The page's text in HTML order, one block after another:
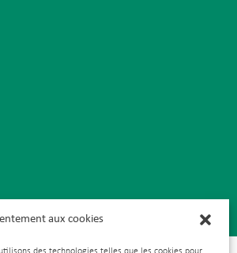
aux cookies